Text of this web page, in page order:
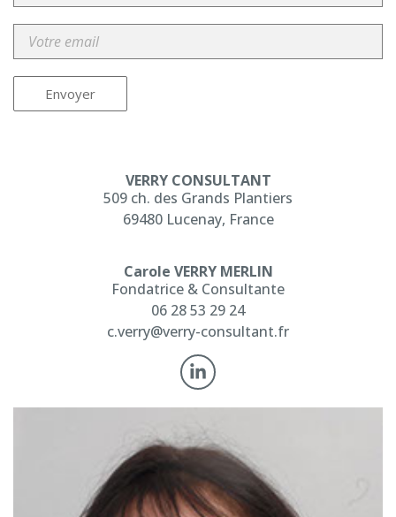
Envoyer
VERRY CONSULTANT
509 ch. des Grands Plantiers
69480 Lucenay, France
Carole VERRY MERLIN
Fondatrice & Consultante
06 28 53 29 24
c.verry@verry-consultant.fr